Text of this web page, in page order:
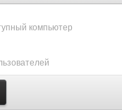
компьютер